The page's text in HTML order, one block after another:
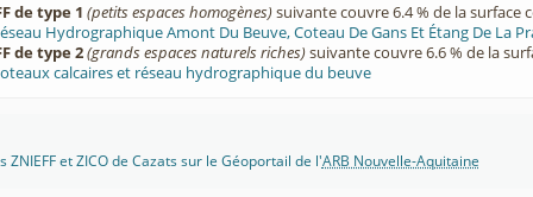
de type 1 (petits espaces homogènes)suivante couvre 6.4 % de la surface
Hydrographique Amont Du Beuve, Coteau De Gans Et Étang De La
de type 2(grands espaces naturels riches)suivante couvre 6.6 % de la
calcaires et réseau hydrographique du beuve
ZNIEFF et ZICO de Cazats sur le Géoportail de l'ARB Nouvelle-Aquitaine